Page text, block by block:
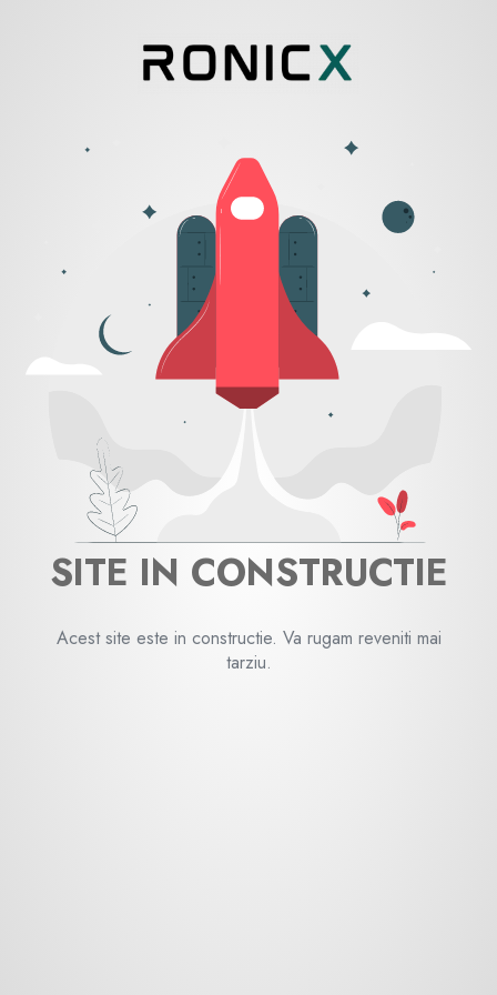
SITE IN CONSTRUCTIE
Acest site este in constructie. Va rugam reveniti mai
tarziu.